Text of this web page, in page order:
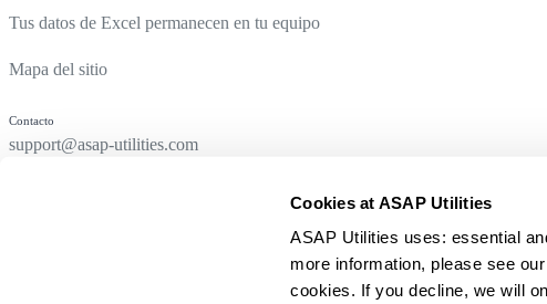
Cookies at ASAP Utilities
ASAP Utilities uses: essential
more information, please see our
cookies. If you decline, we will
Tus datos de Excel permanecen en tu equipo
Mapa del sitio
Contacto
support@asap-utilities.com